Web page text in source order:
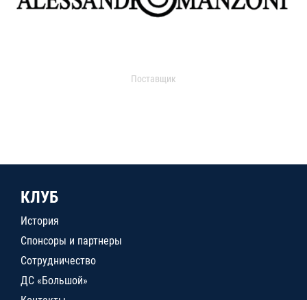
Поставщик
КЛУБ
История
Спонсоры и партнеры
Сотрудничество
ДС «Большой»